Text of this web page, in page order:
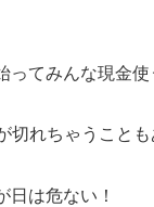
ってみんな現金使
切れちゃうことも
日は危ない！